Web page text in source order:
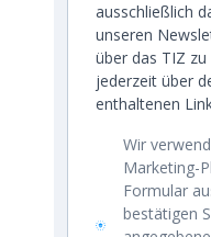
ausschließlich
unseren
über das TIZ zu
jederzeit über
enthaltenen
Wir
Marketing-
Formular
bestätigen